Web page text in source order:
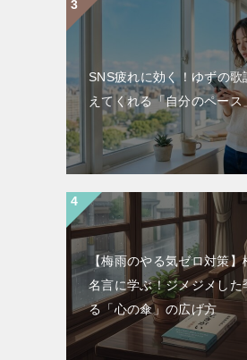
SNS疲れに効く！ゆずの歌
えてくれる「自分のペース
【梅雨のやる気ゼロ対策
名言に学ぶ！ジメジメした
る「心の傘」の広げ方